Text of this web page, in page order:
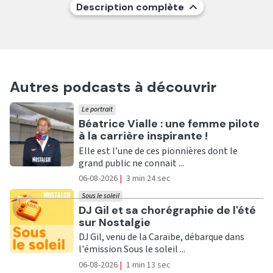
Description complète
Autres podcasts à découvrir
Ecouter
Béatrice Vialle : une femme pilote
à la carrière inspirante !
Le portrait
Elle est l’une de ces pionnières dont le
grand public ne connait ...
06-08-2026 | 3 min 24 sec
Ecouter
DJ Gil et sa chorégraphie de l'été
sur Nostalgie
Sous le soleil
DJ Gil, venu de la Caraïbe, débarque dans
l'émission Sous le soleil ...
06-08-2026 | 1 min 13 sec